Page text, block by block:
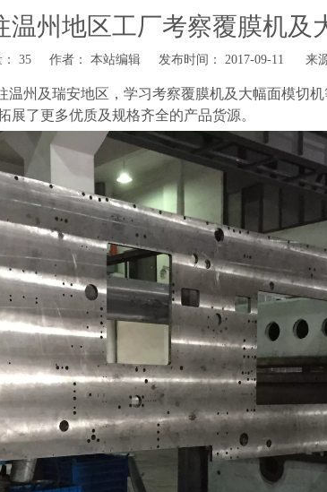
温州地区工厂考察覆膜机及
35 作者： 本站编辑 发布时间： 2017-09-11 来
温州及瑞安地区，学习考察覆膜机及大幅面模切
展了更多优质及规格齐全的产品货源。